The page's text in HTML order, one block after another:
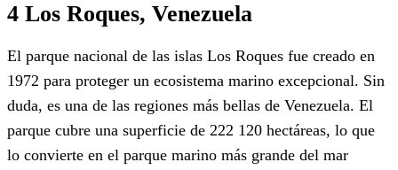
4 Los Roques, Venezuela
El parque nacional de las islas Los Roques fue creado en
1972 para proteger un ecosistema marino excepcional. Sin
duda, es una de las regiones más bellas de Venezuela. El
parque cubre una superficie de 222 120 hectáreas, lo que
lo convierte en el parque marino más grande del mar